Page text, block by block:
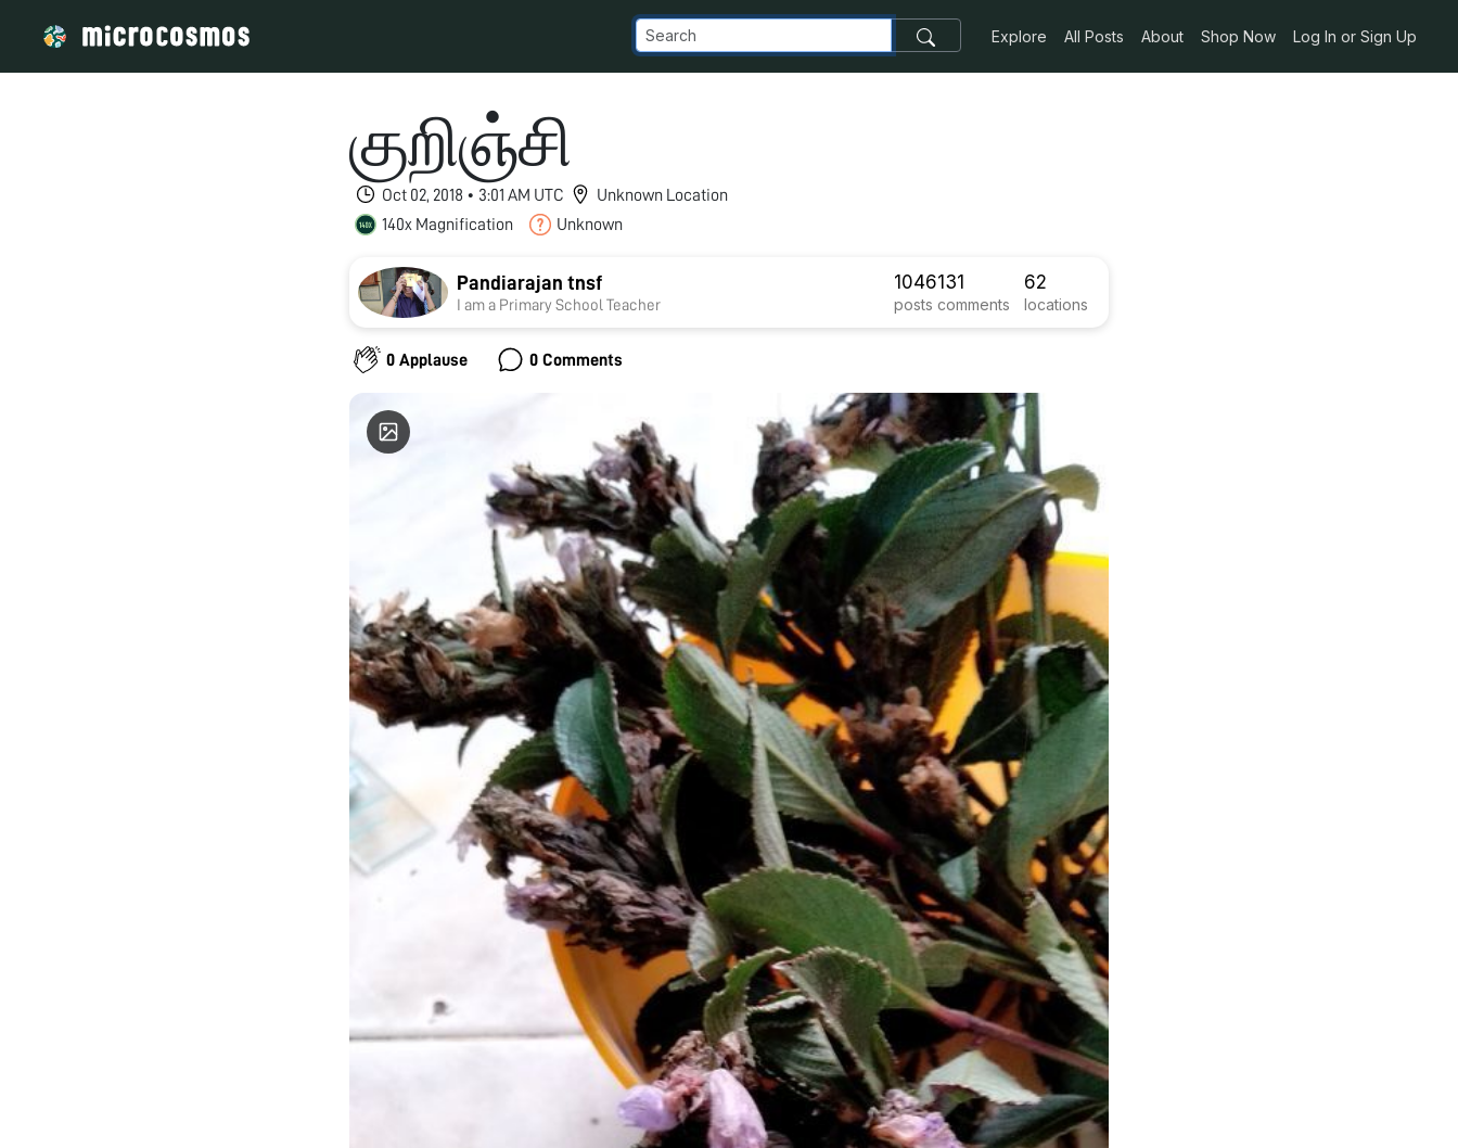
Explore All Posts About Shop Now Log In or Sign Up
குறிஞ்சி
Oct 02, 2018 • 3:01 AM UTC
Unknown Location
140x Magnification
Unknown
Pandiarajan tnsf
I am a Primary School Teacher
1046
posts
131
comments
62
locations
0 Applause 0 Comments